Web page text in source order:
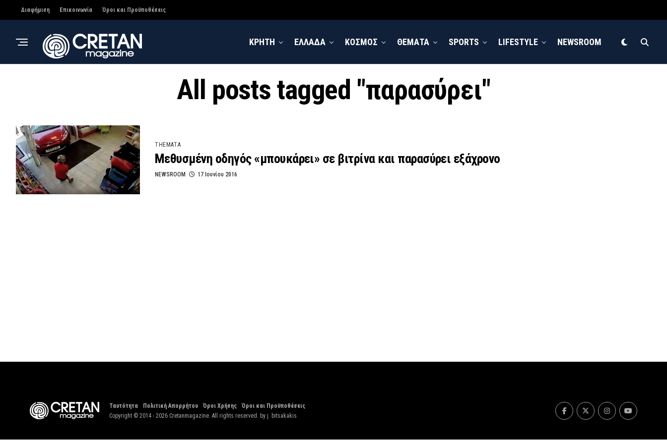
Διαφήμιση Επικοινωνία Όροι και Προϋποθέσεις
ΚΡΗΤΗ ΕΛΛΑΔΑ ΚΟΣΜΟΣ ΘΕΜΑΤΑ SPORTS LIFESTYLE NEWSROOM
All posts tagged "παρασύρει"
THEMATA
Μεθυσμένη οδηγός «μπουκάρει» σε βιτρίνα και παρασύρει εξάχρονο
NEWSROOM 17 Ιουνίου 2016
Ταυτότητα Πολιτική Απορρήτου Όροι Χρήσης
Όροι και Προϋποθέσεις
Copyright © 2014 - 2026 Cretanmagazine. All rights reserved. by j. bitsakakis